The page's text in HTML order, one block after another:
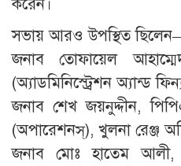
করেন।
সভায় আরও উপস্থিত
জনাব তোফায়েল
(অ্যাডমিনিস্ট্রেশন অ্যান্ড
জনাব শেখ জয়নুদ্দীন,
(অপারেশনস্), খুলনা রেঞ্জ
জনাব মোঃ হাতেম আলী,